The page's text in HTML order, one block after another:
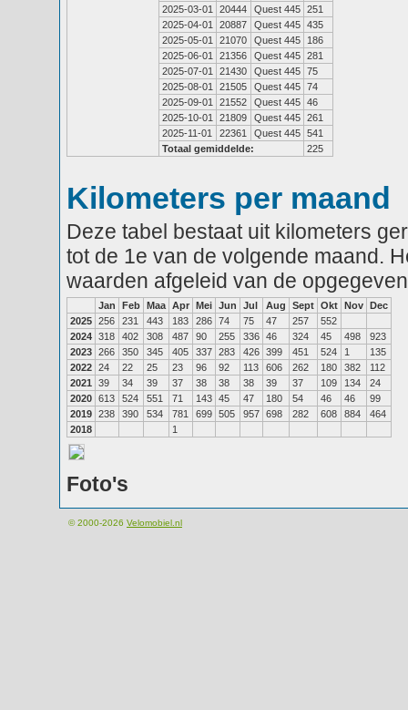
2025-03-01
20444 Quest 445 251
2025-04-01
20887 Quest 445 435
2025-05-01
21070 Quest 445
186
2025-06-01
21356 Quest 445 281
2025-07-01
21430 Quest 445 75
2025-08-01
21505 Quest 445 74
2025-09-01
21552 Quest 445 46
2025-10-01
21809 Quest 445 261
2025-11-01
22361 Quest 445 541
Totaal gemiddelde:
225
Kilometers per maand
Deze tabel bestaat uit kilometers
tot de 1e van de volgende maand.
waarden afgeleid van de
Jan Feb Maa Apr Mei Jun Jul Aug Sept Okt Nov Dec
2025 256 231 443 183 286 74 75 47 257
552
2024 318 402 308 487 90 255 336 46 324 45 498
923
2023 266 350 345 405 337 283 426 399 451 524 1
135
2022 24 22 25 23 96 92 113 606 262 180 382
112
2021
39 34 39 37 38 38 38 39 37 109 134
24
2020 613 524 551 71 143 45 47 180 54 46 46
99
2019 238 390 534 781 699 505 957 698 282 608 884
464
2018
1
Foto's
© 2000-2026 Velomobiel.nl